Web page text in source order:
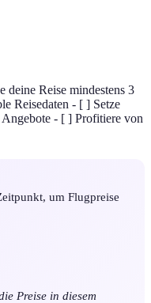
Reise mindestens 3
Reisedaten - [ ] Setze
- [ ] Profitiere von
um Flugpreise
Preise in diesem